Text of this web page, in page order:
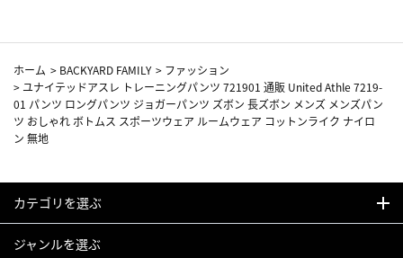
ホーム > BACKYARD FAMILY > ファッション
> ユナイテッドアスレ トレーニングパンツ 721901 通販 United Athle 7219-
01 パンツ ロングパンツ ジョガーパンツ ズボン 長ズボン メンズ メンズパン
ツ おしゃれ ボトムス スポーツウェア ルームウェア コットンライク ナイロ
ン 無地
カテゴリを選ぶ
ジャンルを選ぶ